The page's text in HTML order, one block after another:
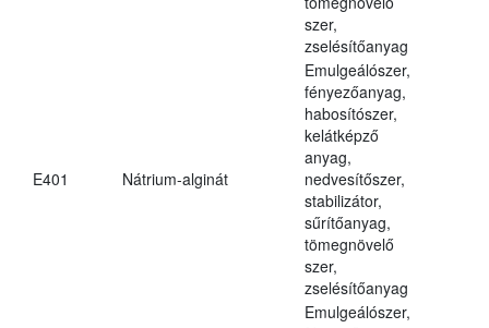
szer,
zselésítőanyag
E401 Nátrium-alginát
Emulgeálószer,
fényezőanyag,
habosítószer,
kelátképző
anyag,
nedvesítőszer,
stabilizátor,
sűrítőanyag,
tömegnövelő
szer,
zselésítőanyag
Emulgeálószer,